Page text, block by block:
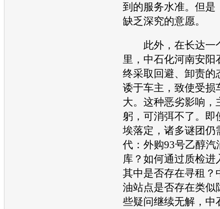
到的服务水准。但是
缺乏深究的意愿。
此外，在长达一
里，中石化河南安阳
终采取回避、卸责的
诿于车主，致使受损
大。这种恶劣影响，
躬，可消弭不了。即
埃落定，诸多谜团仍
代：外购93号乙醇汽
库？如何通过质检进
其中是否存在寻租？
油站点是否存在类似
些疑问继续无解，中